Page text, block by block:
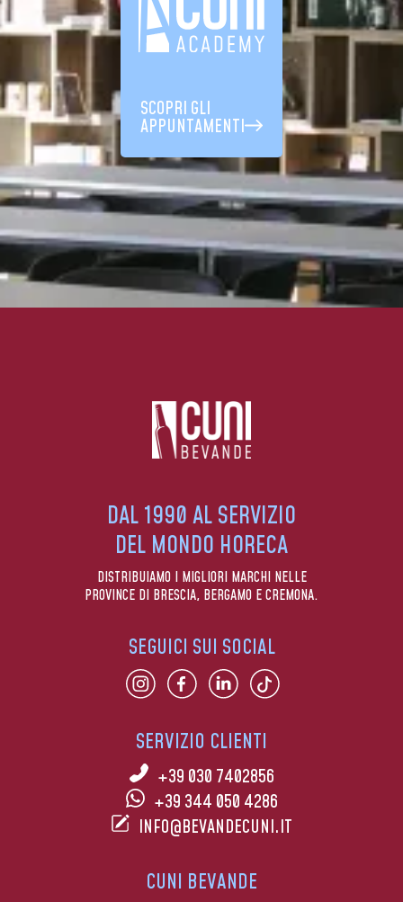
SCOPRI GLI
APPUNTAMENTI
DAL 1990 AL SERVIZIO
DEL MONDO HORECA
DISTRIBUIAMO I MIGLIORI MARCHI NELLE
PROVINCE DI BRESCIA, BERGAMO E CREMONA.
SERVIZIO CLIENTI
+39 030 7402856
+39 344 050 4286
INFO@BEVANDECUNI.IT
CUNI BEVANDE
SEGUICI SUI SOCIAL